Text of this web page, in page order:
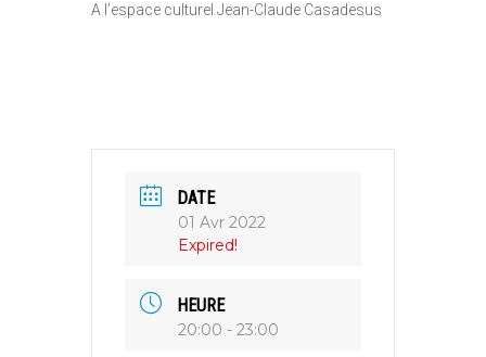
A l’espace culturel Jean-Claude Casadesus
DATE
01 Avr 2022
Expired!
HEURE
20:00 - 23:00